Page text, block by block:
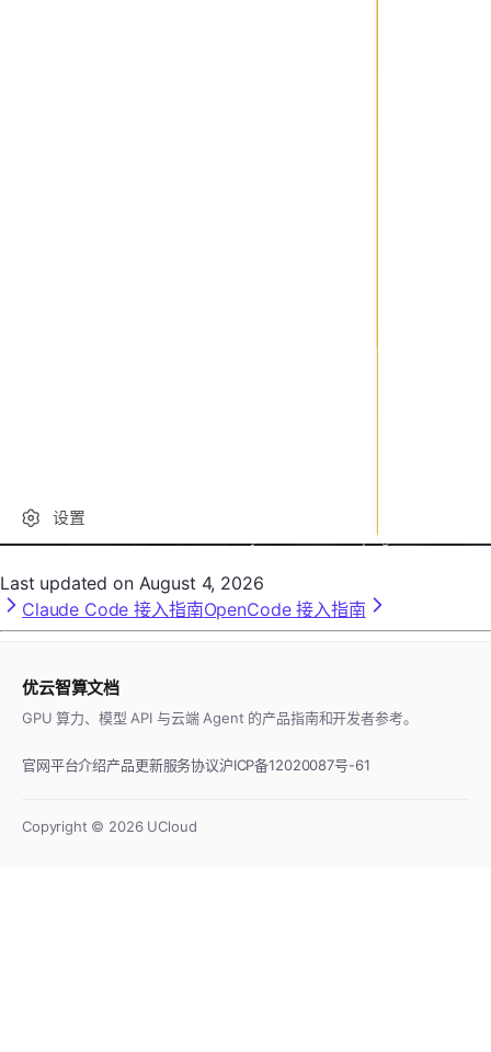
Last updated on August 4, 2026
Claude Code 接入指南OpenCode 接入指南
优云智算文档
GPU 算力、模型 API 与云端 Agent 的产品指南和开发者参考。
官网平台介绍产品更新服务协议沪ICP备12020087号-61
Copyright © 2026UCloud